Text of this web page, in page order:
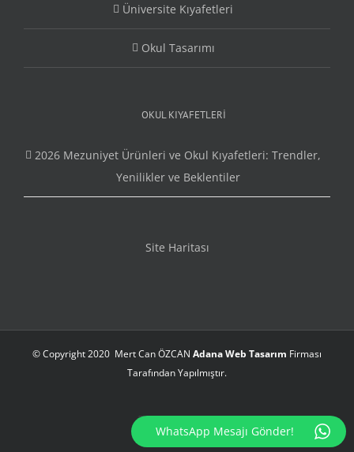
Üniversite Kıyafetleri
Okul Tasarımı
OKUL KIYAFETLERI
2026 Mezuniyet Ürünleri ve Okul Kıyafetleri: Trendler,
Yenilikler ve Beklentiler
Site Haritası
© Copyright 2020 Mert Can ÖZCAN Adana Web Tasarım Firması
Tarafından Yapılmıştır.
Instagram
Facebook
Twitter
Rss
WhatsApp Mesajı Gönder!